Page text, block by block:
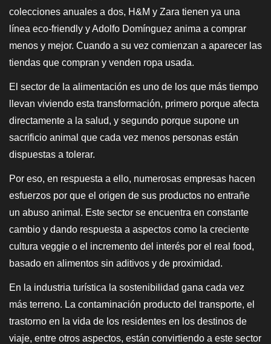
colecciones anuales a dos, H&M y Zara tienen ya una
línea eco-friendly y Adolfo Domínguez anima a comprar
menos y mejor. Cuando a su vez comienzan a aparecer las
tiendas que compran y venden ropa usada.
El sector de la alimentación es uno de los que más tiempo
llevan viviendo esta transformación, primero porque afecta
directamente a la salud, y segundo porque supone un
sacrificio animal que cada vez menos personas están
dispuestas a tolerar.
Por eso, en respuesta a ello, numerosas empresas hacen
esfuerzos por que el origen de sus productos no entrañe
un abuso animal. Este sector se encuentra en constante
cambio y dando respuesta a aspectos como la creciente
cultura veggie o el incremento del interés por el real food,
basado en alimentos sin aditivos y de proximidad.
En la industria turística la sostenibilidad gana cada vez
más terreno. La contaminación producto del transporte, el
trastorno en la vida de los residentes en los destinos de
viaje, entre otros aspectos, están convirtiendo a este sector